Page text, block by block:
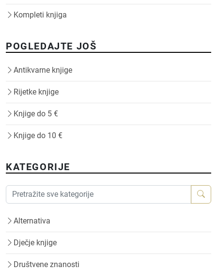
Kompleti knjiga
POGLEDAJTE JOŠ
Antikvarne knjige
Rijetke knjige
Knjige do 5 €
Knjige do 10 €
KATEGORIJE
Alternativa
Dječje knjige
Društvene znanosti